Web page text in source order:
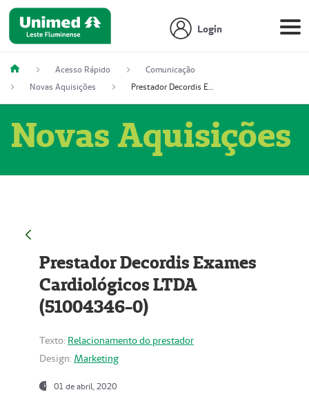
Login
Acesso Rápido
Comunicação
Novas Aquisições
Prestador Decordis Exames Cardiológicos LTDA (51004346-0)
Novas Aquisições
Prestador Decordis Exames
Cardiológicos LTDA
(51004346-0)
Texto: Relacionamento do prestador
Design: Marketing
01 de abril, 2020